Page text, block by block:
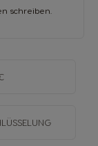
schreiben.